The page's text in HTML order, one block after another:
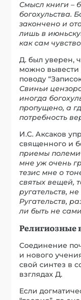
Смысл книги –
богохульства.
закончено и
лишь в
как сам
Д. был уверен,
можно вывести
поводу
Свиньи
иногда
пропущено, а
потребность
И.С. Аксаков
священного и
приемы
мне уж очень
тезис мне о
святых вещей,
ругательств,
Ругательств,
ли быть не
Религиозные
Соединение
и нового
свой синтез в
взглядах Д.
Если